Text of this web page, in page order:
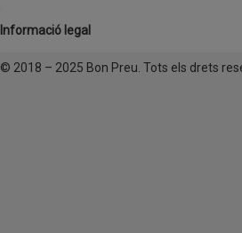
Informació legal
© 2018 – 2025 Bon Preu. Tots els drets